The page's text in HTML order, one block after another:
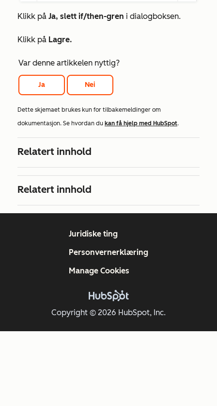
Klikk på Ja, slett if/then-gren i dialogboksen.
Klikk på Lagre.
Var denne artikkelen nyttig?
Ja Nei
Dette skjemaet brukes kun for tilbakemeldinger om
dokumentasjon. Se hvordan du kan få hjelp med HubSpot.
Relatert innhold
Relatert innhold
Copyright © 2026 HubSpot, Inc.
Juridiske ting
Personvernerklæring
Manage Cookies